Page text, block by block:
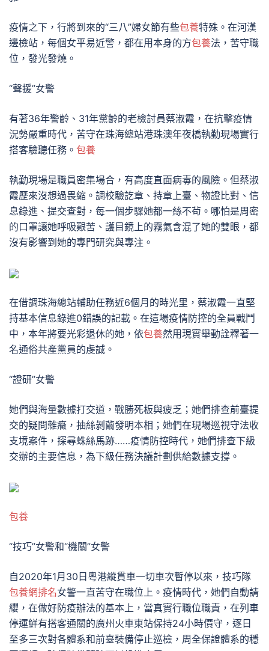
疫情之下，行將到來的“三八”婦女節有些包養特殊。在河漢
邊檢站，每個女平易近警，都在用本身的方包養法，苦守職
位，發光發燒。
“聲援”女警
有著36年警齡、31年黨齡的老檢討員蔡淑霞，在抗擊疫情
況勢嚴重時代，苦守在珠海總站港珠澳年夜橋執勤現場實行
搭客驗聽任務。 包養
執勤現場是職員密集場合，有高度直面病毒的風險。但蔡淑
霞歷來沒想過畏縮。調校驗訖章、持章上臺、物證比對、信
息錄進、提交查對，每一個步驟她都一絲不茍。哪怕是周密
的口罩讓她呼吸艱苦、護目鏡上的霧氣含混了她的雙眼，都
沒有影響到她的專門研究與專注。
在借調珠海總站輔助任務近6個月的時光里，蔡淑霞一直堅
持基本信息錄進0錯誤的記載。在這場疫情防控的全員戰鬥
中，本年將要光彩退休的她，依包養然用現實舉動詮釋著一
名通俗共產黨員的虔誠。
“證研”女警
她們與海量數據打交道，戰勝死板與疲乏；她們排查前臺提
交的疑問雜癥，抽絲剝繭發明本相；她們在現場巡視守法收
支境案件，探尋蛛絲馬跡……疫情防控時代，她們排查下級
交辦的主要信息，為下級任務決議計劃供給數據支撐。
包養
“技巧”女警和“機關”女警
自2020年1月30日粵港縱貫車一切車次暫停以來，技巧隊
包養網排名女警一直苦守在職位上。疫情時代，她們自動請
纓，在做好防疫辦法的基本上，當真實行職位職責，在列車
停運鮮有搭客通關的廣州火車東站保持24小時價守，逐日
至多三次對各體系和前臺裝備停止巡檢，周全保證體系的穩